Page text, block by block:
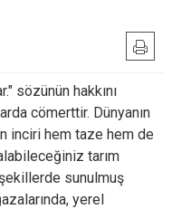
sözünün hakkını
cömerttir. Dünyanın
inciri hem taze hem de
tarım
sunulmuş
yerel